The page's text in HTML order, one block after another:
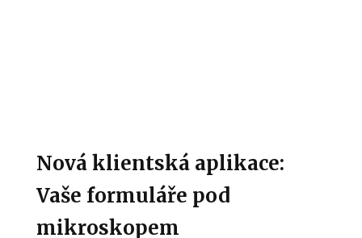
Nová klientská aplikace:
Vaše formuláře pod
mikroskopem